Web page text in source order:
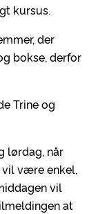
kursus.
der
bokse, derfor
Trine og
lørdag, når
vil være enkel,
vil
at